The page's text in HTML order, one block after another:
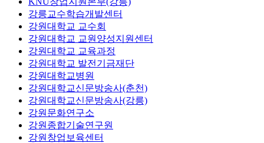
강릉교수학습개발센터
강원대학교 교수회
강원대학교 교원양성지원센터
강원대학교 교육과정
강원대학교 발전기금재단
강원대학교병원
강원대학교신문방송사(춘천)
강원대학교신문방송사(강릉)
강원문화연구소
강원종합기술연구원
강원창업보육센터